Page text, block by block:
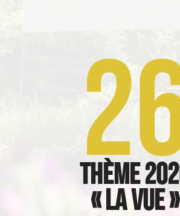
Thème
« La vue »